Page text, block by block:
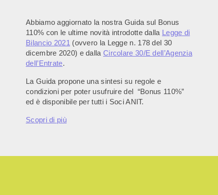
Abbiamo aggiornato la nostra Guida sul Bonus
110% con le ultime novità introdotte dalla Legge di
Bilancio 2021 (ovvero la Legge n. 178 del 30
dicembre 2020) e dalla Circolare 30/E dell’Agenzia
dell’Entrate.
La Guida propone una sintesi su regole e
condizioni per poter usufruire del “Bonus 110%”
ed è disponibile per tutti i Soci ANIT.
Scopri di più